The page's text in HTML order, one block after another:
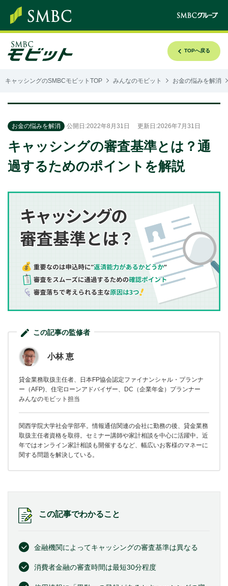
TOPへ戻る
キャッシングのSMBCモビットTOP みんなのモビット お金の悩みを解消
お金の悩みを解消 公開日:2022年8月31日 更新日:2026年7月31日
キャッシングの審査基準とは？通
過するためのポイントを解説
この記事の監修者
小林 恵
貸金業務取扱主任者、日本FP協会認定ファイナンシャル・プランナ
ー（AFP)、住宅ローンアドバイザー、DC（企業年金）プランナー
みんなのモビット担当
関西学院大学社会学部卒。情報通信関連の会社に勤務の後、貸金業務
取扱主任者資格を取得。セミナー講師や家計相談を中心に活躍中。近
年ではオンライン家計相談も開催するなど、幅広いお客様のマネーに
関する問題を解決している。
この記事でわかること
金融機関によってキャッシングの審査基準は異なる
消費者金融の審査時間は最短30分程度